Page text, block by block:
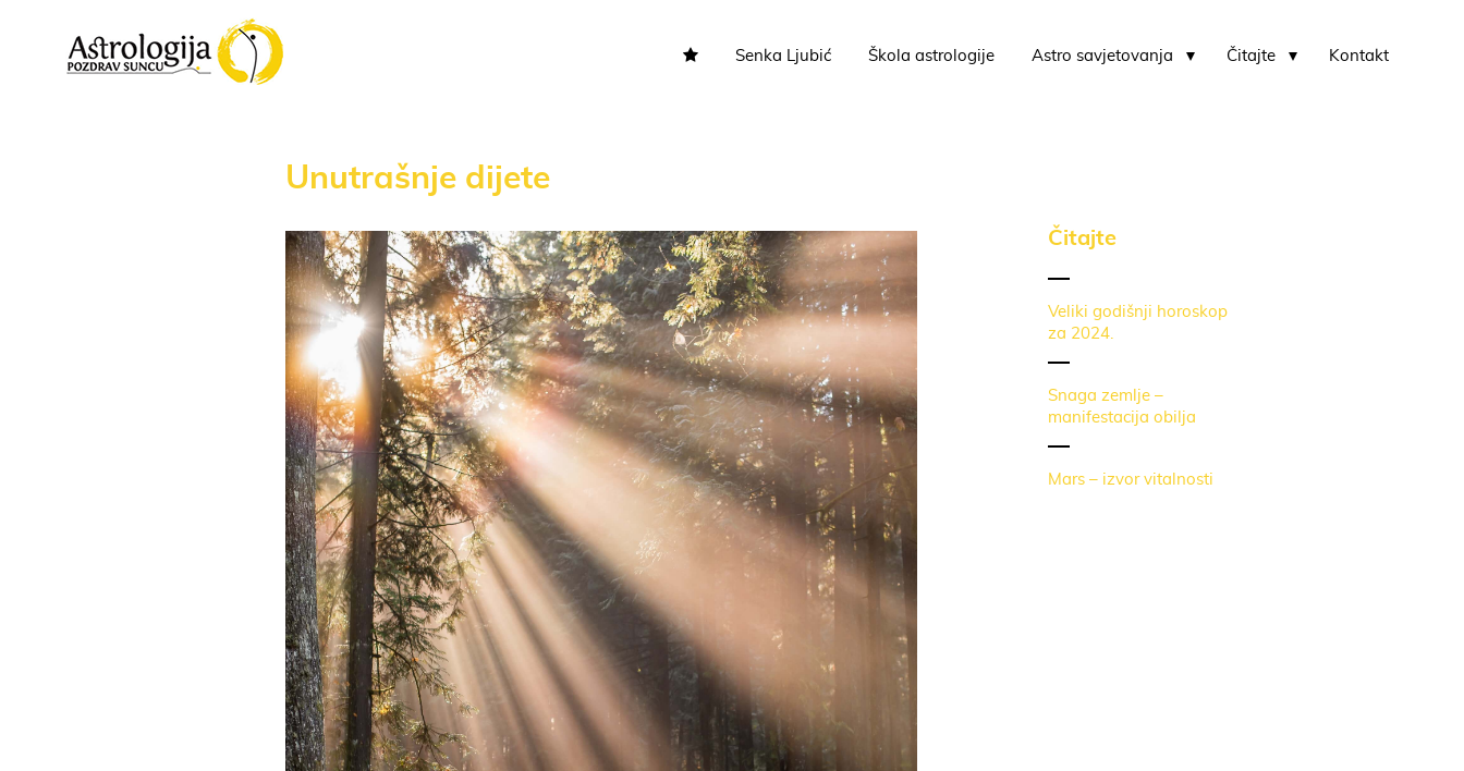
Senka Ljubić Škola astrologije Astro savjetovanja Čitajte Kontakt
Unutrašnje dijete
Čitajte
Veliki godišnji horoskop
za 2024.
Snaga zemlje –
manifestacija obilja
Mars – izvor vitalnosti